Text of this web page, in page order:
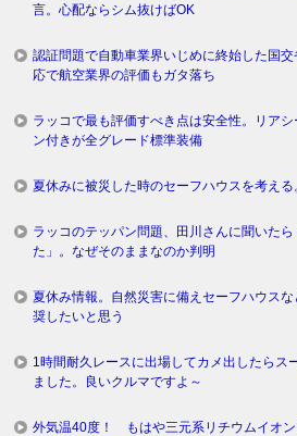
言。心配ならシム抜けばOK
認証問題で自動車業界いじめに終始した国
応で航空業界の評価もガタ落ち
ラッコで最も評価すべき点は安全性。リア
ン付きが全グレード標準装備
夏休みに被災した時のセーフハウスを考える
ラッコのテッパン問題、田川さんに聞いた
た」。なぜそのままなのか判明
夏休み情報。自然災害に備えセーフハウス
奨したいと思う
1時間耐久レースに出場してカメ出したらス
ました。良いクルマですよ～
外気温40度！ もはや三元系リチウムイオン